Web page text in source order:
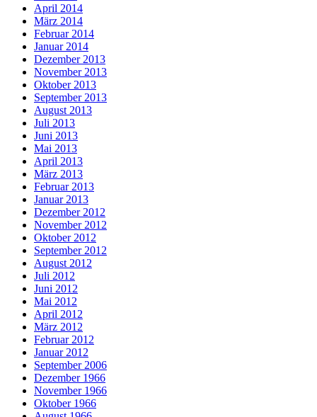
April 2014
März 2014
Februar 2014
Januar 2014
Dezember 2013
November 2013
Oktober 2013
September 2013
August 2013
Juli 2013
Juni 2013
Mai 2013
April 2013
März 2013
Februar 2013
Januar 2013
Dezember 2012
November 2012
Oktober 2012
September 2012
August 2012
Juli 2012
Juni 2012
Mai 2012
April 2012
März 2012
Februar 2012
Januar 2012
September 2006
Dezember 1966
November 1966
Oktober 1966